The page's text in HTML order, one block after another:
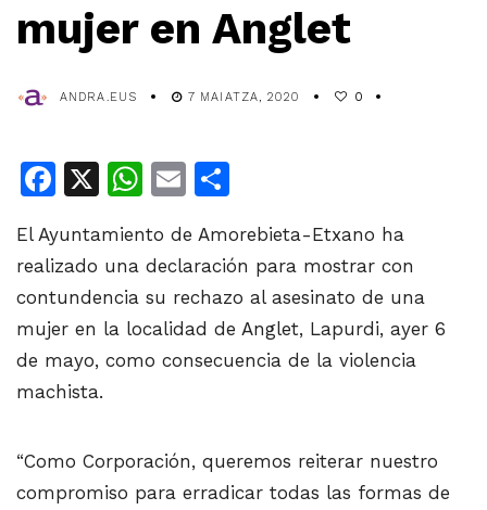
mujer en Anglet
ANDRA.EUS 7 MAIATZA, 2020 0
Facebook
X WhatsApp
Email
El Ayuntamiento de Amorebieta-Etxano ha
realizado una declaración para mostrar con
contundencia su rechazo al asesinato de una
mujer en la localidad de Anglet, Lapurdi, ayer 6
de mayo, como consecuencia de la violencia
machista.
“Como Corporación, queremos reiterar nuestro
compromiso para erradicar todas las formas de